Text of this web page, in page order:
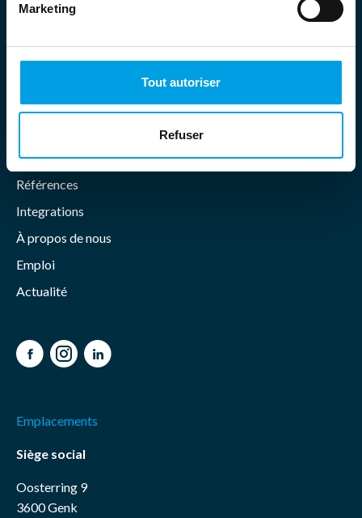
Marketing
Tout autoriser
Refuser
Solutions
Gestion du temps
Références
Integrations
À propos de nous
Emploi
Actualité
FacebookInstagramLinkedIn
Emplacements
Siège social
Oosterring 9
3600 Genk